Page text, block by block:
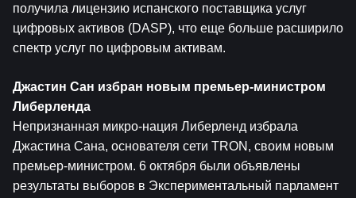
получила лицензию испанского поставщика услуг
цифровых активов (DASP), что еще больше расширило
спектр услуг по цифровым активам.
Джастин Сан избран новым премьер-министром
Либерленда
Непризнанная микро-нация Либерленд избрала
Джастина Сана, основателя сети TRON, своим новым
премьер-министром. 6 октября были объявлены
результаты выборов в Экспериментальный парламент